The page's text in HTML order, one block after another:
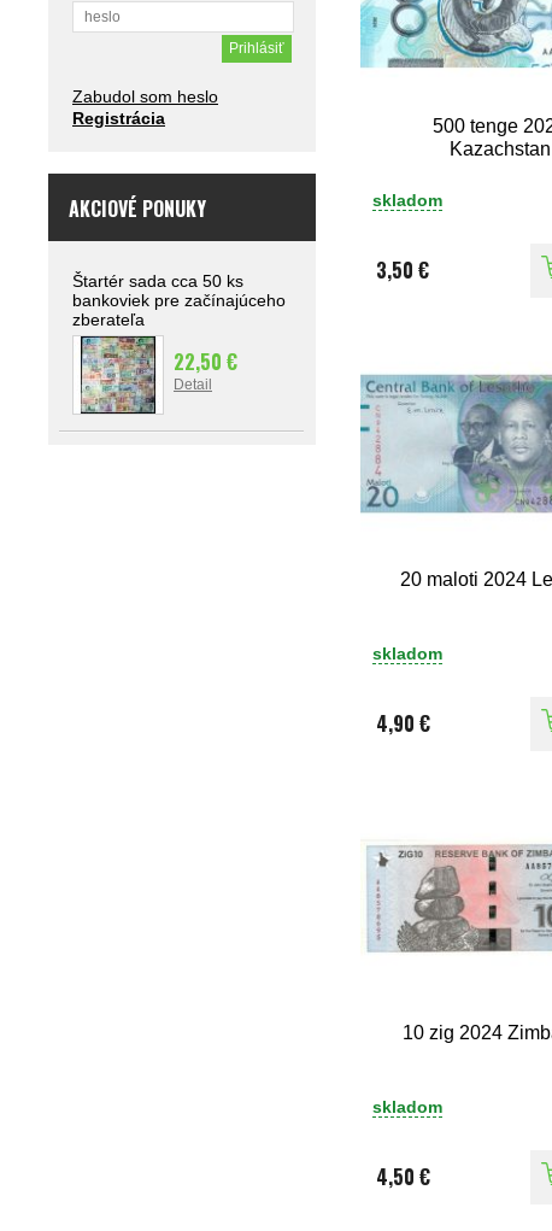
Zabudol som heslo
Registrácia
AKCIOVÉ PONUKY
Štartér sada cca 50 ks
bankoviek pre začínajúceho
zberateľa
22,50 €
Detail
500 tenge
Kazachstan
skladom
3,50 €
20 maloti 2024
skladom
4,90 €
10 zig 2024
skladom
4,50 €